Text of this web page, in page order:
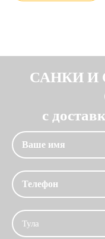
САНКИ И
с